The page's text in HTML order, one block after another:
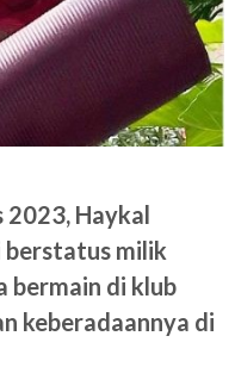
2023, Haykal
berstatus milik
bermain di klub
keberadaannya di